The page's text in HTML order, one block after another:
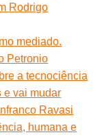
Rodrigo
mediado.
Petronio
a tecnociência
e vai mudar
Ravasi
humana e